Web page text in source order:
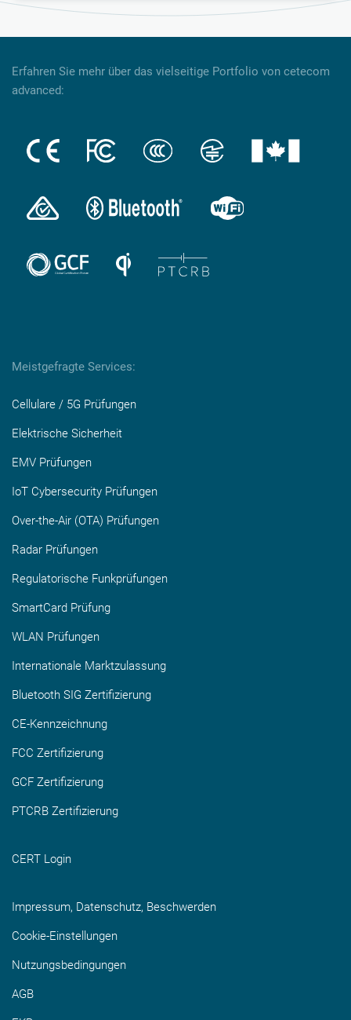
Erfahren Sie mehr über das vielseitige Portfolio von cetecom
advanced:
Meistgefragte Services:
Cellulare / 5G Prüfungen
Elektrische Sicherheit
EMV Prüfungen
IoT Cybersecurity Prüfungen
Over-the-Air (OTA) Prüfungen
Radar Prüfungen
Regulatorische Funkprüfungen
SmartCard Prüfung
WLAN Prüfungen
Internationale Marktzulassung
Bluetooth SIG Zertifizierung
CE-Kennzeichnung
FCC Zertifizierung
GCF Zertifizierung
PTCRB Zertifizierung
CERT Login
Impressum, Datenschutz, Beschwerden
Cookie-Einstellungen
Nutzungsbedingungen
AGB